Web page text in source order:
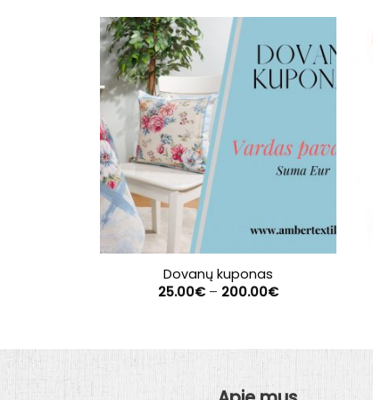
Dovanų kuponas
25.00€ – 200.00€Price